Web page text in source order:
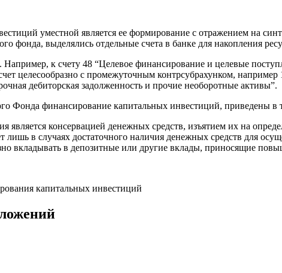
уместной является ее формирование с отражением на
фонда, выделялись отдельные счета в банке для накопления
к счету 48 “Целевое финансирование и целевые
целесообразно с промежуточным контрсубрахунком,
дебиторская задолженность и прочие необоротные активы”.
Фонда финансирование капитальных инвестиций, приведены в
является консервацией денежных средств, изъятием их на
в случаях достаточного наличия денежных средств для
вкладывать в депозитные или другие вклады, приносящие
капитальных инвестиций